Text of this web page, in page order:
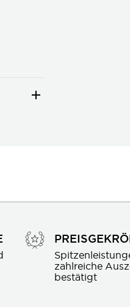
zahlreiche
bestätigt